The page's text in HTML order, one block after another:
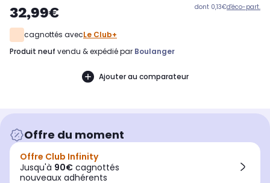
32,99€ dont 0,13€d'éco-part.
cagnottés avecLe Club+
produit neuf vendu & expédié par Boulanger
Ajouter au comparateur
Offre du moment
Offre Club Infinity
Jusqu'à 90€ cagnottés
nouveaux adhérents